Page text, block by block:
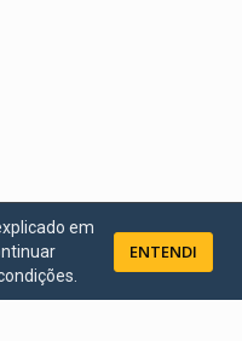
em
ENTENDI